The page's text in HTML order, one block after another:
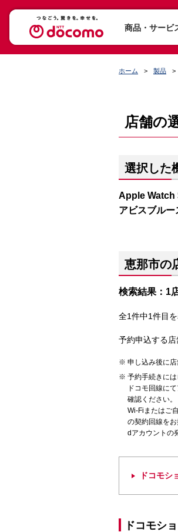
商品・サービ
ホーム 製品
店舗の
選択した
Apple Watch
アビスブル
恵那市の
検索結果：1
全1件中1件目
予約申込する店
申し込み後に店
予約手続きには
ドコモ回線に
確認ください。
Wi-Fiまたはご
の契約回線を
dアカウントの
ドコモシ
ドコモシ